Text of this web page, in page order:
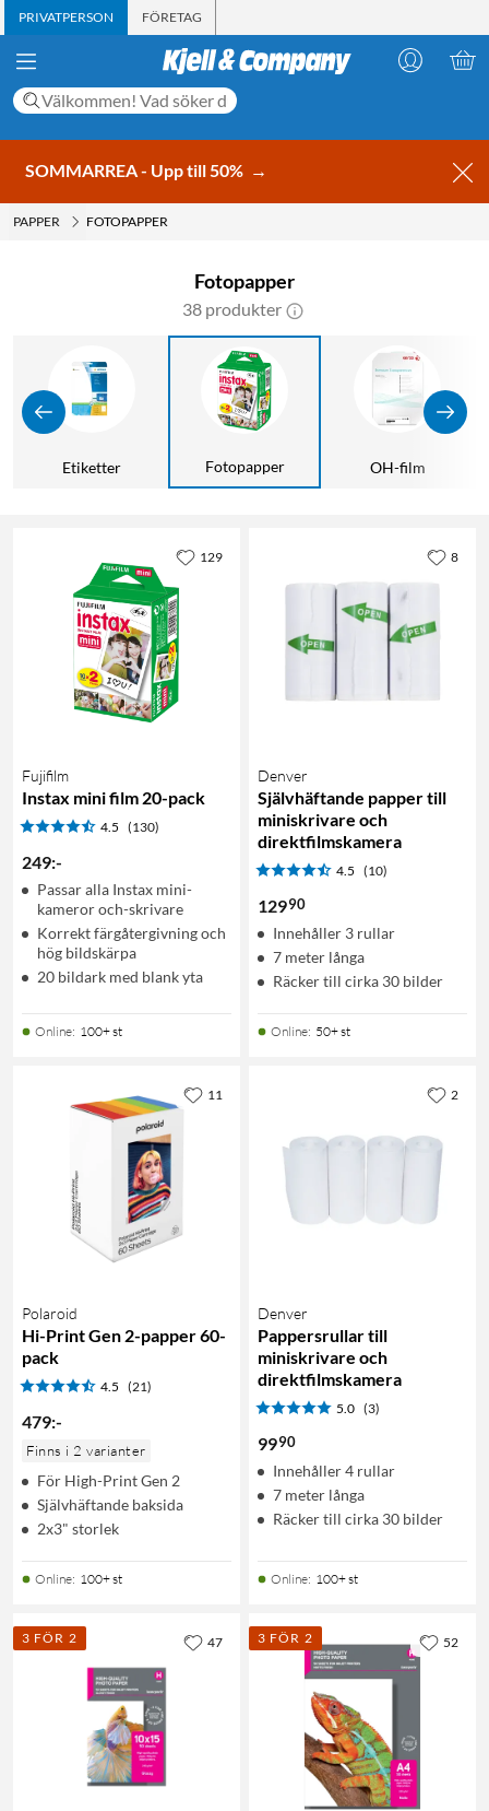
PRIVATPERSON FÖRETAG
SOMMARREA - Upp till 50% →
PAPPER FOTOPAPPER
Fotopapper
38 produkter
Etiketter Fotopapper OH-film
Fujifilm
Instax mini film 20-pack
4.5 (130)
249:-
Passar alla Instax mini-
kameror och-skrivare
Korrekt färgåtergivning och
hög bildskärpa
20 bildark med blank yta
Online: 100+ st
129
Denver
Självhäftande papper till
miniskrivare och
direktfilmskamera
4.5 (10)
12990
Innehåller 3 rullar
7 meter långa
Räcker till cirka 30 bilder
Online: 50+ st
8
Polaroid
Hi-Print Gen 2-papper 60-
pack
4.5 (21)
479:-
Finns i 2 varianter
För High-Print Gen 2
Självhäftande baksida
2x3" storlek
Online: 100+ st
11
Denver
Pappersrullar till
miniskrivare och
direktfilmskamera
5.0 (3)
9990
Innehåller 4 rullar
7 meter långa
Räcker till cirka 30 bilder
Online: 100+ st
2
3 FÖR 2 47 3 FÖR 2 52